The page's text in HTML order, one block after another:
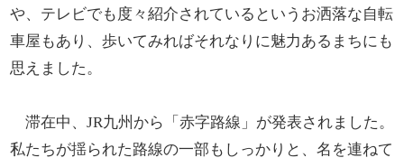
や、テレビでも度々紹介されているというお洒落な自転
車屋もあり、歩いてみればそれなりに魅力あるまちにも
思えました。
滞在中、JR九州から「赤字路線」が発表されました。
私たちが揺られた路線の一部もしっかりと、名を連ねて